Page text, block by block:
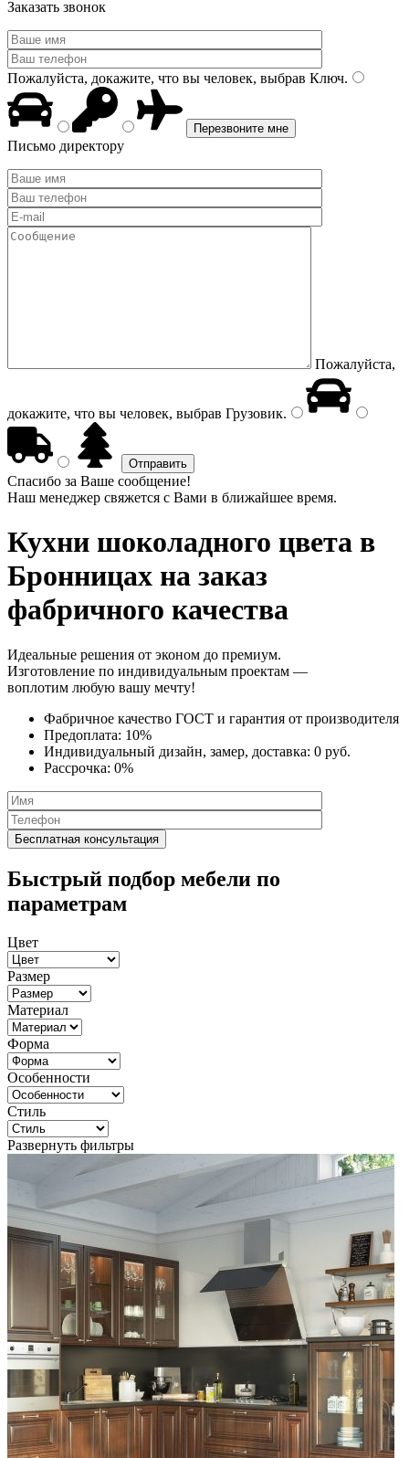
Заказать звонок
Пожалуйста, докажите, что вы человек, выбрав Ключ.
Письмо директору
Пожалуйста,
докажите, что вы человек, выбрав Грузовик.
Спасибо за Ваше сообщение!
Наш менеджер свяжется с Вами в ближайшее время.
Кухни шоколадного цвета в
Бронницах на заказ
фабричного качества
Идеальные решения от эконом до премиум.
Изготовление по индивидуальным проектам —
воплотим любую вашу мечту!
Фабричное качество ГОСТ и гарантия от производителя
Предоплата: 10%
Индивидуальный дизайн, замер, доставка: 0 руб.
Рассрочка: 0%
Быстрый подбор мебели по
параметрам
Цвет
Размер
Материал
Форма
Особенности
Стиль
Развернуть фильтры